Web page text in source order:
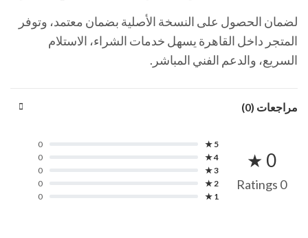
لضمان الحصول على النسخة الأصلية بضمان معتمد، وتوفر
المتجر داخل القاهرة يسهل خدمات الشراء، الاستلام
السريع، والدعم الفني المباشر.
مراجعات (0)
0 ★
0 Ratings
5 ★
0
4 ★
0
3 ★
0
2 ★
0
1 ★
0